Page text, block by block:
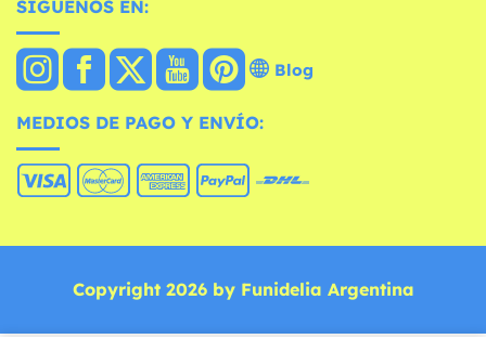
SÍGUENOS EN:
Blog
MEDIOS DE PAGO Y ENVÍO:
Copyright 2026 by Funidelia Argentina